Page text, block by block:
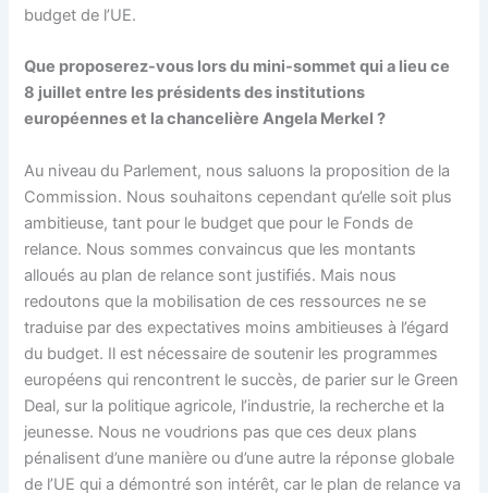
budget de l’UE.
Que proposerez-vous lors du mini-sommet qui a lieu ce
8 juillet entre les présidents des institutions
européennes et la chancelière Angela Merkel ?
Au niveau du Parlement, nous saluons la proposition de la
Commission. Nous souhaitons cependant qu’elle soit plus
ambitieuse, tant pour le budget que pour le Fonds de
relance. Nous sommes convaincus que les montants
alloués au plan de relance sont justifiés. Mais nous
redoutons que la mobilisation de ces ressources ne se
traduise par des expectatives moins ambitieuses à l’égard
du budget. Il est nécessaire de soutenir les programmes
européens qui rencontrent le succès, de parier sur le Green
Deal, sur la politique agricole, l’industrie, la recherche et la
jeunesse. Nous ne voudrions pas que ces deux plans
pénalisent d’une manière ou d’une autre la réponse globale
de l’UE qui a démontré son intérêt, car le plan de relance va